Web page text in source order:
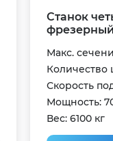
Станок
Макс.
Количество
Скорость
Мощность:
Вес: 6100 кг